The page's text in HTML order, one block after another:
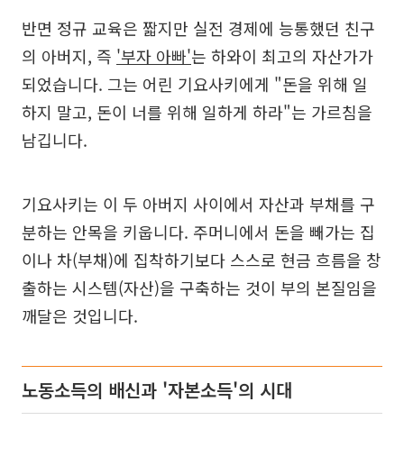
반면 정규 교육은 짧지만 실전 경제에 능통했던 친구
의 아버지, 즉 '부자 아빠'는 하와이 최고의 자산가가
되었습니다. 그는 어린 기요사키에게 "돈을 위해 일
하지 말고, 돈이 너를 위해 일하게 하라"는 가르침을
남깁니다.
기요사키는 이 두 아버지 사이에서 자산과 부채를 구
분하는 안목을 키웁니다. 주머니에서 돈을 빼가는 집
이나 차(부채)에 집착하기보다 스스로 현금 흐름을 창
출하는 시스템(자산)을 구축하는 것이 부의 본질임을
깨달은 것입니다.
노동소득의 배신과 '자본소득'의 시대